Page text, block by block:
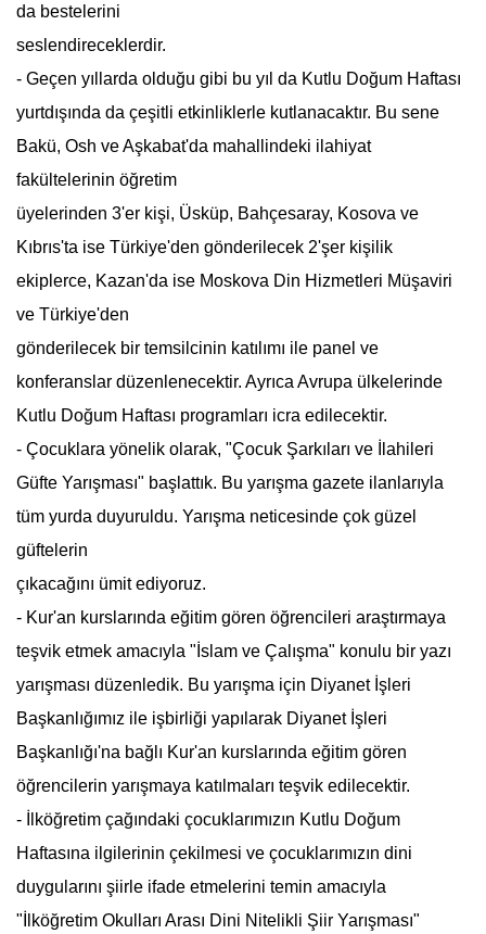
da bestelerini
seslendireceklerdir.
- Geçen yıllarda olduğu gibi bu yıl da Kutlu Doğum Haftası
yurtdışında da çeşitli etkinliklerle kutlanacaktır. Bu sene
Bakü, Osh ve Aşkabat'da mahallindeki ilahiyat
fakültelerinin öğretim
üyelerinden 3'er kişi, Üsküp, Bahçesaray, Kosova ve
Kıbrıs'ta ise Türkiye'den gönderilecek 2'şer kişilik
ekiplerce, Kazan'da ise Moskova Din Hizmetleri Müşaviri
ve Türkiye'den
gönderilecek bir temsilcinin katılımı ile panel ve
konferanslar düzenlenecektir. Ayrıca Avrupa ülkelerinde
Kutlu Doğum Haftası programları icra edilecektir.
- Çocuklara yönelik olarak, "Çocuk Şarkıları ve İlahileri
Güfte Yarışması" başlattık. Bu yarışma gazete ilanlarıyla
tüm yurda duyuruldu. Yarışma neticesinde çok güzel
güftelerin
çıkacağını ümit ediyoruz.
- Kur'an kurslarında eğitim gören öğrencileri araştırmaya
teşvik etmek amacıyla "İslam ve Çalışma" konulu bir yazı
yarışması düzenledik. Bu yarışma için Diyanet İşleri
Başkanlığımız ile işbirliği yapılarak Diyanet İşleri
Başkanlığı'na bağlı Kur'an kurslarında eğitim gören
öğrencilerin yarışmaya katılmaları teşvik edilecektir.
- İlköğretim çağındaki çocuklarımızın Kutlu Doğum
Haftasına ilgilerinin çekilmesi ve çocuklarımızın dini
duygularını şiirle ifade etmelerini temin amacıyla
"İlköğretim Okulları Arası Dini Nitelikli Şiir Yarışması"